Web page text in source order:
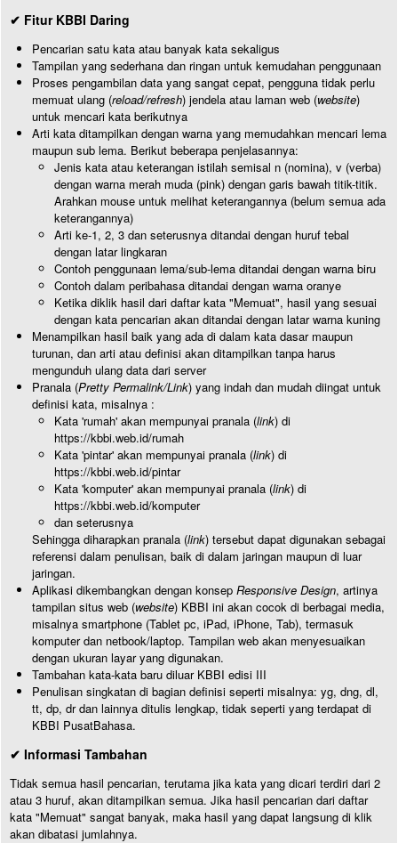
✔ Fitur KBBI Daring
Pencarian satu kata atau banyak kata sekaligus
Tampilan yang sederhana dan ringan untuk kemudahan penggunaan
Proses pengambilan data yang sangat cepat, pengguna tidak perlu
memuat ulang (reload/refresh) jendela atau laman web (website)
untuk mencari kata berikutnya
Arti kata ditampilkan dengan warna yang memudahkan mencari lema
maupun sub lema. Berikut beberapa penjelasannya:
Jenis kata atau keterangan istilah semisal n (nomina), v (verba)
dengan warna merah muda (pink) dengan garis bawah titik-titik.
Arahkan mouse untuk melihat keterangannya (belum semua ada
keterangannya)
Arti ke-1, 2, 3 dan seterusnya ditandai dengan huruf tebal
dengan latar lingkaran
Contoh penggunaan lema/sub-lema ditandai dengan warna biru
Contoh dalam peribahasa ditandai dengan warna oranye
Ketika diklik hasil dari daftar kata "Memuat", hasil yang sesuai
dengan kata pencarian akan ditandai dengan latar warna kuning
Menampilkan hasil baik yang ada di dalam kata dasar maupun
turunan, dan arti atau definisi akan ditampilkan tanpa harus
mengunduh ulang data dari server
Pranala (Pretty Permalink/Link) yang indah dan mudah diingat untuk
definisi kata, misalnya :
Kata 'rumah' akan mempunyai pranala (link) di
https://kbbi.web.id/rumah
Kata 'pintar' akan mempunyai pranala (link) di
https://kbbi.web.id/pintar
Kata 'komputer' akan mempunyai pranala (link) di
https://kbbi.web.id/komputer
dan seterusnya
Sehingga diharapkan pranala (link) tersebut dapat digunakan sebagai
referensi dalam penulisan, baik di dalam jaringan maupun di luar
jaringan.
Aplikasi dikembangkan dengan konsep Responsive Design, artinya
tampilan situs web (website) KBBI ini akan cocok di berbagai media,
misalnya smartphone (Tablet pc, iPad, iPhone, Tab), termasuk
komputer dan netbook/laptop. Tampilan web akan menyesuaikan
dengan ukuran layar yang digunakan.
Tambahan kata-kata baru diluar KBBI edisi III
Penulisan singkatan di bagian definisi seperti misalnya: yg, dng, dl,
tt, dp, dr dan lainnya ditulis lengkap, tidak seperti yang terdapat di
KBBI PusatBahasa.
✔ Informasi Tambahan
Tidak semua hasil pencarian, terutama jika kata yang dicari terdiri dari 2
atau 3 huruf, akan ditampilkan semua. Jika hasil pencarian dari daftar
kata "Memuat" sangat banyak, maka hasil yang dapat langsung di klik
akan dibatasi jumlahnya.